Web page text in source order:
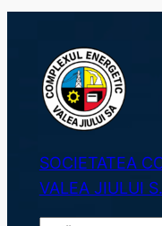
SOCIETATEA
VALEA JIULUI